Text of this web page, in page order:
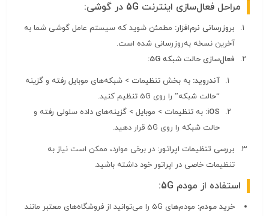
مراحل فعال‌سازی اینترنت 5G در گوشی:
بروزرسانی نرم‌افزار: مطمئن شوید که سیستم عامل گوشی شما به
آخرین نسخه به‌روزرسانی شده است.
فعال‌سازی حالت شبکه 5G:
آندروید: به بخش تنظیمات > شبکه‌های موبایل رفته و گزینه
“حالت شبکه” را روی 5G تنظیم کنید.
iOS: به تنظیمات > موبایل > گزینه‌های داده سلولی رفته و
حالت شبکه را روی 5G قرار دهید.
بررسی تنظیمات اپراتور: در برخی موارد، ممکن است نیاز به
تنظیمات خاصی در اپراتور خود داشته باشید.
استفاده از مودم 5G:
خرید مودم: مودم‌های 5G را می‌توانید از فروشگاه‌های معتبر مانند